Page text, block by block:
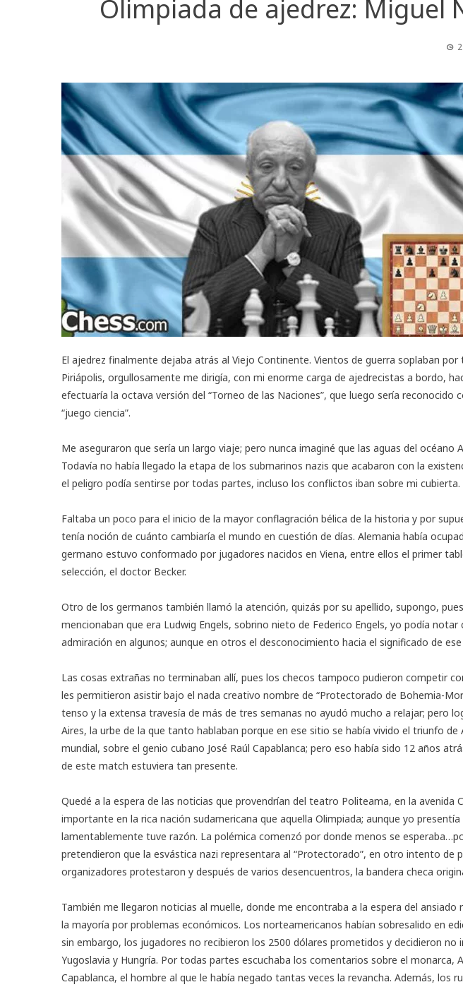
Olimpiada de ajedrez: Miguel
El ajedrez finalmente dejaba atrás al Viejo Continente. Vientos de guerra soplaban
Piriápolis, orgullosamente me dirigía, con mi enorme carga de ajedrecistas a bordo,
efectuaría la octava versión del “Torneo de las Naciones”, que luego sería reconocido
“juego ciencia”.
Me aseguraron que sería un largo viaje; pero nunca imaginé que las aguas del
Todavía no había llegado la etapa de los submarinos nazis que acabaron con la
el peligro podía sentirse por todas partes, incluso los conflictos iban sobre mi cubierta.
Faltaba un poco para el inicio de la mayor conflagración bélica de la historia y por
tenía noción de cuánto cambiaría el mundo en cuestión de días. Alemania había
germano estuvo conformado por jugadores nacidos en Viena, entre ellos el primer
selección, el doctor Becker.
Otro de los germanos también llamó la atención, quizás por su apellido, supongo,
mencionaban que era Ludwig Engels, sobrino nieto de Federico Engels, yo podía
admiración en algunos; aunque en otros el desconocimiento hacia el significado de
Las cosas extrañas no terminaban allí, pues los checos tampoco pudieron competir
les permitieron asistir bajo el nada creativo nombre de “Protectorado de Bohemia-
tenso y la extensa travesía de más de tres semanas no ayudó mucho a relajar; pero
Aires, la urbe de la que tanto hablaban porque en ese sitio se había vivido el triunfo de
mundial, sobre el genio cubano José Raúl Capablanca; pero eso había sido 12 años
de este match estuviera tan presente.
Quedé a la espera de las noticias que provendrían del teatro Politeama, en la avenida
importante en la rica nación sudamericana que aquella Olimpiada; aunque yo
lamentablemente tuve razón. La polémica comenzó por donde menos se
pretendieron que la esvástica nazi representara al “Protectorado”, en otro intento de
organizadores protestaron y después de varios desencuentros, la bandera checa
También me llegaron noticias al muelle, donde me encontraba a la espera del
la mayoría por problemas económicos. Los norteamericanos habían sobresalido en
sin embargo, los jugadores no recibieron los 2500 dólares prometidos y decidieron
Yugoslavia y Hungría. Por todas partes escuchaba los comentarios sobre el monarca,
Capablanca, el hombre al que le había negado tantas veces la revancha. Además, los